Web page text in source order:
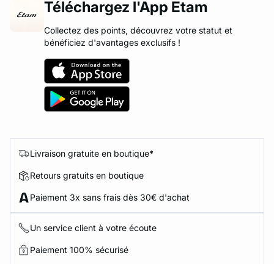
Téléchargez l'App Etam
Collectez des points, découvrez votre statut et
bénéficiez d'avantages exclusifs !
Livraison gratuite en boutique*
Retours gratuits en boutique
Paiement 3x sans frais dès 30€ d'achat
Un service client à votre écoute
Paiement 100% sécurisé